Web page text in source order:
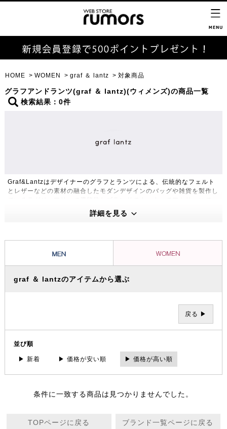
HOME WOMEN graf ＆ lantz 対象商品
グラフアンドランツ(graf ＆ lantz)(ウィメンズ)の商品一覧
検索結果：0件
Graf&Lantzはデザイナーのグラフとランツによる、伝統的なフェルト
とレザーなどの素材の融合したモダンデザインのバッグや雑貨を製作し
ンドメイドにて製作します。詳細を見る
graf ＆ lantzのアイテムから選ぶ
戻る ▶
並び順
▶ 新着 ▶ 価格が安い順 ▶ 価格が高い順
条件に一致する商品は見つかりませんでした。
TOPページに戻る ブランド一覧ページに戻る